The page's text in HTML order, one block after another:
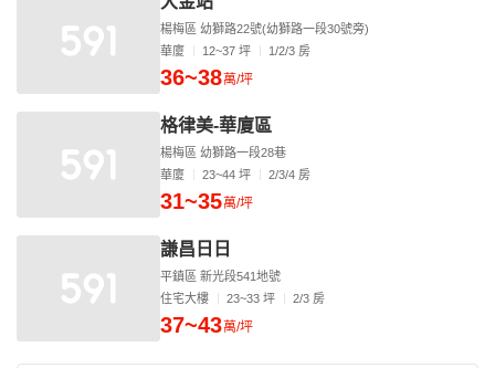
楊梅區 幼獅路22號(幼獅路一段30號旁)
華廈
12~37 坪 1/2/3 房
36~38萬/坪
格律美-華廈區
楊梅區 幼獅路一段28巷
華廈
23~44 坪 2/3/4 房
31~35萬/坪
謙昌日日
平鎮區 新光段541地號
住宅大樓
23~33 坪 2/3 房
37~43萬/坪